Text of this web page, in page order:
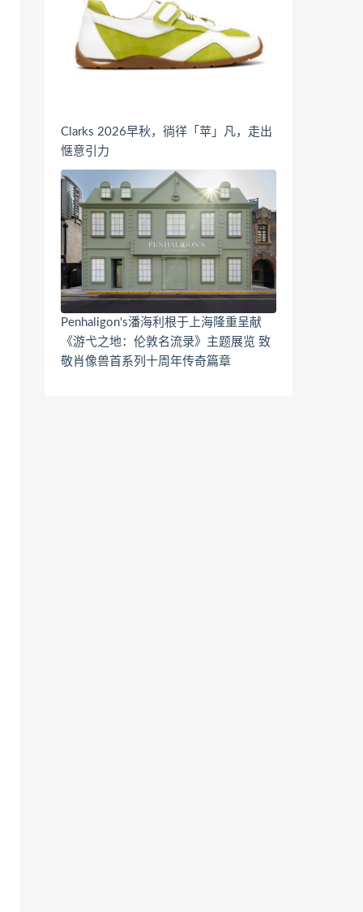
Clarks 2026早秋，徜徉「苹」凡，走出
惬意引力
Penhaligon's潘海利根于上海隆重呈献
《游弋之地：伦敦名流录》主题展览 致
敬肖像兽首系列十周年传奇篇章